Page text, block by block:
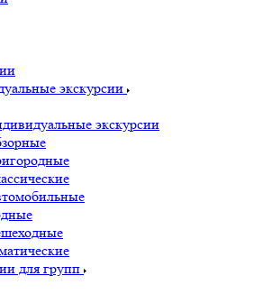
экскурсии
экскурсии
для групп